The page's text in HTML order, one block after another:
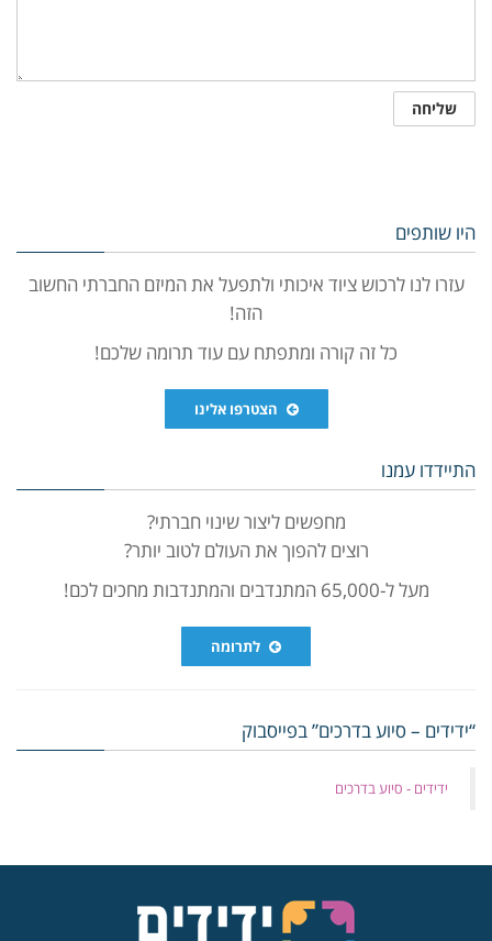
היו שותפים
עזרו לנו לרכוש ציוד איכותי ולתפעל את המיזם החברתי החשוב
הזה!
כל זה קורה ומתפתח עם עוד תרומה שלכם!
הצטרפו אלינו
התיידדו עמנו
מחפשים ליצור שינוי חברתי?
רוצים להפוך את העולם לטוב יותר?
מעל ל-65,000 המתנדבים והמתנדבות מחכים לכם!
לתרומה
“ידידים – סיוע בדרכים” בפייסבוק
‏ידידים - סיוע בדרכים